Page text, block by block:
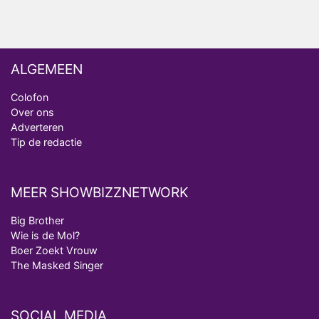
ALGEMEEN
Colofon
Over ons
Adverteren
Tip de redactie
MEER SHOWBIZZNETWORK
Big Brother
Wie is de Mol?
Boer Zoekt Vrouw
The Masked Singer